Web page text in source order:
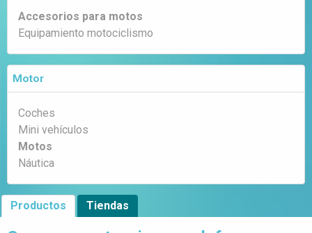
Accesorios para motos
Equipamiento motociclismo
Motor
Coches
Mini vehículos
Motos
Náutica
Productos Tiendas